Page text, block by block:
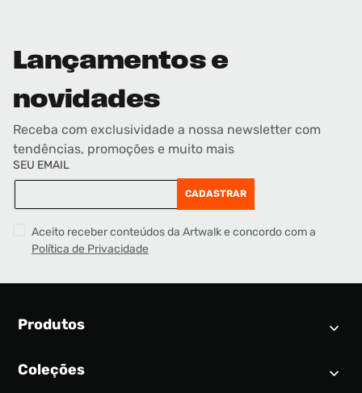
Lançamentos e
novidades
Receba com exclusividade a nossa newsletter com
tendências, promoções e muito mais
SEU EMAIL
CADASTRAR
Aceito receber conteúdos da Artwalk e concordo com a
Política de Privacidade
Produtos
Calendário SNEAKER
Coleções